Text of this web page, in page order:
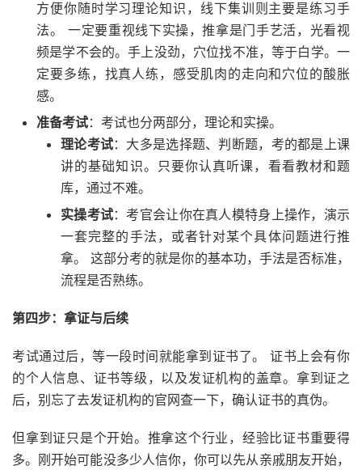
方便你随时学习理论知识，线下集训则主要是练习手
法。 一定要重视线下实操，推拿是门手艺活，光看视
频是学不会的。手上没劲，穴位找不准，等于白学。一
定要多练，找真人练，感受肌肉的走向和穴位的酸胀
感。
准备考试：考试也分两部分，理论和实操。
理论考试：大多是选择题、判断题，考的都是上课
讲的基础知识。只要你认真听课，看看教材和题
库，通过不难。
实操考试：考官会让你在真人模特身上操作，演示
一套完整的手法，或者针对某个具体问题进行推
拿。 这部分考的就是你的基本功，手法是否标准，
流程是否熟练。
第四步：拿证与后续
考试通过后，等一段时间就能拿到证书了。 证书上会有你
的个人信息、证书等级，以及发证机构的盖章。拿到证之
后，别忘了去发证机构的官网查一下，确认证书的真伪。
但拿到证只是个开始。推拿这个行业，经验比证书重要得
多。刚开始可能没多少人信你，你可以先从亲戚朋友开始，